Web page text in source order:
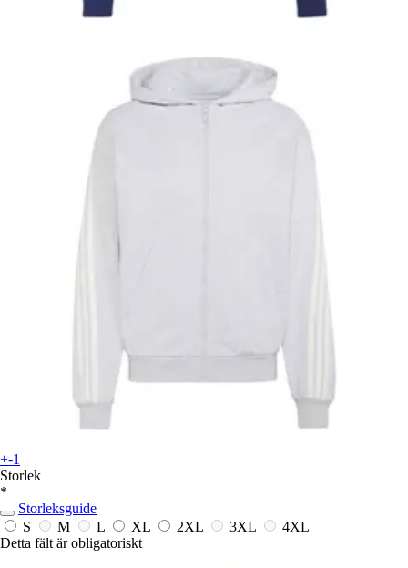
+-1
Storlek
*
Storleksguide
S
M L XL 2XL 3XL
4XL
Detta fält är obligatoriskt